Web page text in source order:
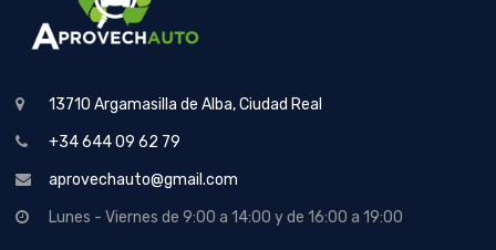
13710 Argamasilla de Alba, Ciudad Real
+34 644 09 62 79
aprovechauto@gmail.com
Lunes - Viernes de 9:00 a 14:00 y de 16:00 a 19:00